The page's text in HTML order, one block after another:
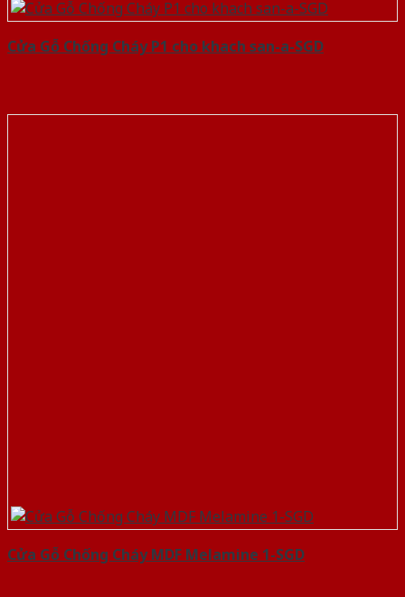
Cửa Gỗ Chống Cháy P1 cho khach san-a-SGD
Cửa Gỗ Chống Cháy MDF Melamine 1-SGD